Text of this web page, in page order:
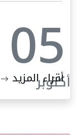
05
أكتوبر
أقراء المزيد